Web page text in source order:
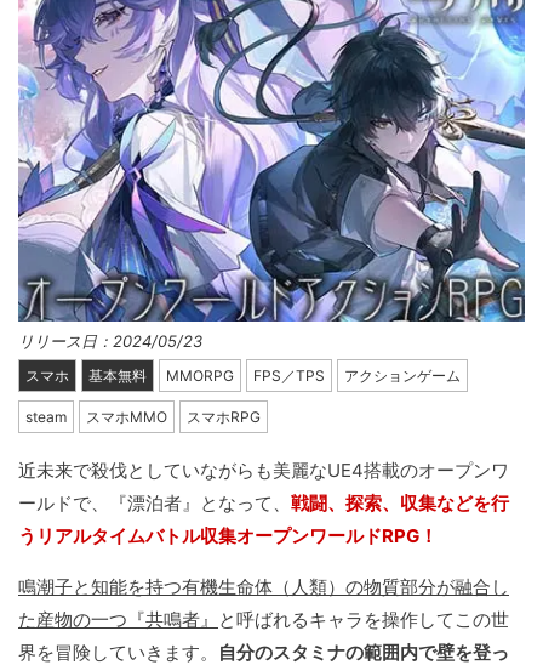
リリース日：2024/05/23
スマホ 基本無料 MMORPG FPS／TPS アクションゲーム
steam スマホMMO スマホRPG
近未来で殺伐としていながらも美麗なUE4搭載のオープンワ
ールドで、『漂泊者』となって、 戦闘、探索、収集などを行
うリアルタイムバトル収集オープンワールドRPG！
鳴潮子と知能を持つ有機生命体（人類）の物質部分が融合し
た産物の一つ『共鳴者』 と呼ばれるキャラを操作してこの世
界を冒険していきます。
自分のスタミナの範囲内で壁を登っ